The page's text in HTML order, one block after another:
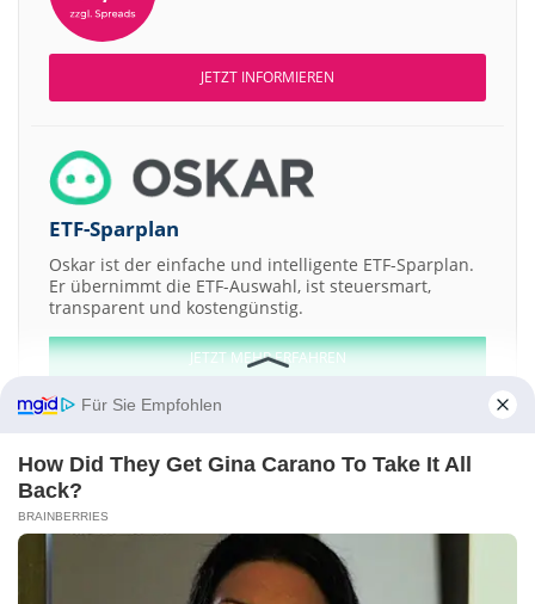
JETZT INFORMIEREN
ETF-Sparplan
Oskar ist der einfache und intelligente ETF-Sparplan.
Er übernimmt die ETF-Auswahl, ist steuersmart,
transparent und kostengünstig.
JETZT MEHR ERFAHREN
Aktien ATX
Weitere Aktien:
Landcadia a Urbanise.com
Für Sie Empfohlen
How Did They Get Gina Carano To Take It All
Back?
BRAINBERRIES